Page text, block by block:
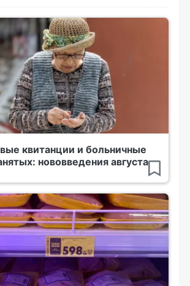
квитанции и больничные
нововведения августа